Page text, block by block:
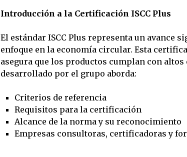
Introducción a la Certificación ISCC Plus
El estándar ISCC Plus representa un avance
enfoque en la economía circular. Esta
asegura que los productos cumplan con
desarrollado por el grupo aborda:
Criterios de referencia
Requisitos para la certificación
Alcance de la norma y su reconocimiento
Empresas consultoras, certificadoras y